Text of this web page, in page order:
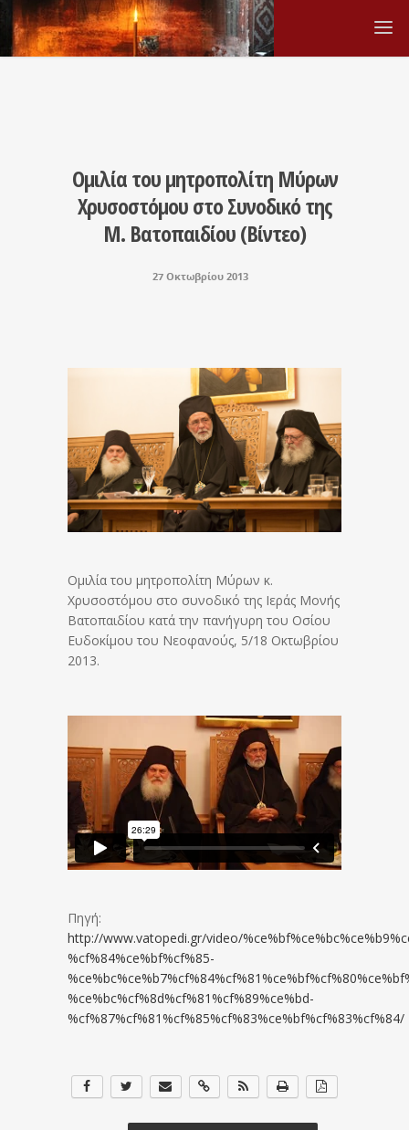
Ομιλία του μητροπολίτη Μύρων
Χρυσοστόμου στο Συνοδικό της
Μ. Βατοπαιδίου (Βίντεο)
27 Οκτωβρίου 2013
Ομιλία του μητροπολίτη Μύρων κ.
Χρυσοστόμου στο συνοδικό της Ιεράς Μονής
Βατοπαιδίου κατά την πανήγυρη του Οσίου
Ευδοκίμου του Νεοφανούς, 5/18 Οκτωβρίου
2013.
Πηγή:
http://www.vatopedi.gr/video/
%cf%84%ce%bf%cf%85-
%ce%bc%cf%8d%cf%81%cf%89%ce%bd-
%cf%87%cf%81%cf%85%cf%83%ce%bf%cf%83%cf%84/